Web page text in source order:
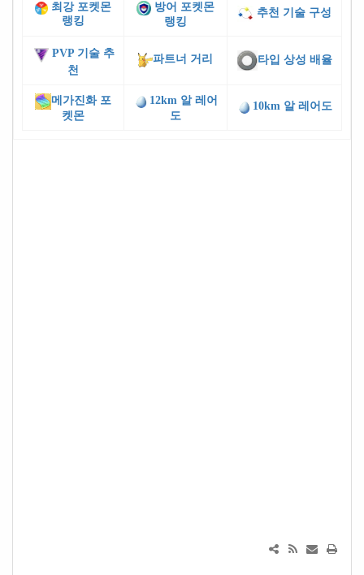
최강 포켓몬
랭킹
방어 포켓몬
랭킹
추천 기술 구성
PVP 기술 추
천
파트너 거리 타입 상성 배율
메가진화 포
켓몬
12km 알 레어
도
10km 알 레어도